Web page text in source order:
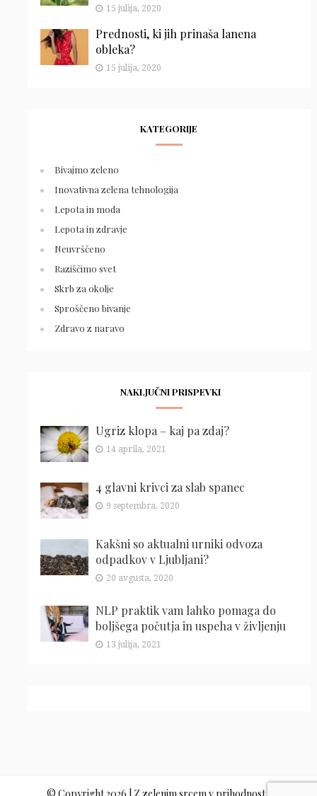
15 julija, 2020
Prednosti, ki jih prinaša lanena
obleka?
15 julija, 2020
KATEGORIJE
Bivajmo zeleno
Inovativna zelena tehnologija
Lepota in moda
Lepota in zdravje
Neuvrščeno
Raziščimo svet
Skrb za okolje
Sproščeno bivanje
Zdravo z naravo
NAKLJUČNI PRISPEVKI
Ugriz klopa – kaj pa zdaj?
14 aprila, 2021
4 glavni krivci za slab spanec
9 septembra, 2020
Kakšni so aktualni urniki odvoza
odpadkov v Ljubljani?
20 avgusta, 2020
NLP praktik vam lahko pomaga do
boljšega počutja in uspeha v življenju
13 julija, 2021